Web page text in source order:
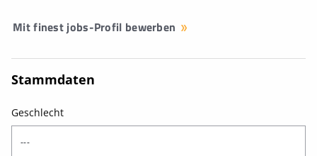
Mit finest jobs-Profil bewerben
Stammdaten
Geschlecht